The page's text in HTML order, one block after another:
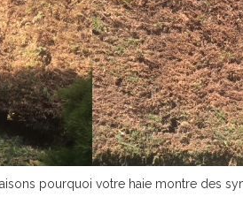
pourquoi votre haie montre des